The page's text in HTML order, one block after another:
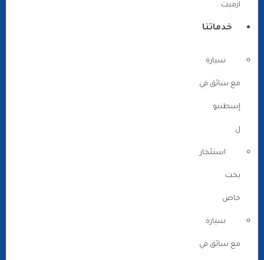
ازميت
خدماتنا
سيارة
مع سائق في
إسطنبو
ل
استئجار
يخت
خاص
سيارة
مع سائق في